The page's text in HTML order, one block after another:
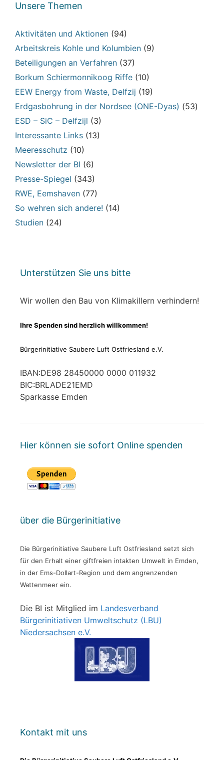
Unsere Themen
Aktivitäten und Aktionen (94)
Arbeitskreis Kohle und Kolumbien (9)
Beteiligungen an Verfahren (37)
Borkum Schiermonnikoog Riffe (10)
EEW Energy from Waste, Delfzij (19)
Erdgasbohrung in der Nordsee (ONE-Dyas) (53)
ESD – SiC – Delfzijl (3)
Interessante Links (13)
Meeresschutz (10)
Newsletter der BI (6)
Presse-Spiegel (343)
RWE, Eemshaven (77)
So wehren sich andere! (14)
Studien (24)
Unterstützen Sie uns bitte
Wir wollen den Bau von Klimakillern verhindern!
Ihre Spenden sind herzlich willkommen!
Bürgerinitiative Saubere Luft Ostfriesland e.V.
IBAN:DE98 28450000 0000 011932
BIC:BRLADE21EMD
Sparkasse Emden
Hier können sie sofort Online spenden
über die Bürgerinitiative
Die Bürgerinitiative Saubere Luft Ostfriesland setzt sich
für den Erhalt einer giftfreien intakten Umwelt in Emden,
in der Ems-Dollart-Region und dem angrenzenden
Wattenmeer ein.
Die BI ist Mitglied im Landesverband
Bürgerinitiativen Umweltschutz (LBU)
Niedersachsen e.V.
Kontakt mit uns